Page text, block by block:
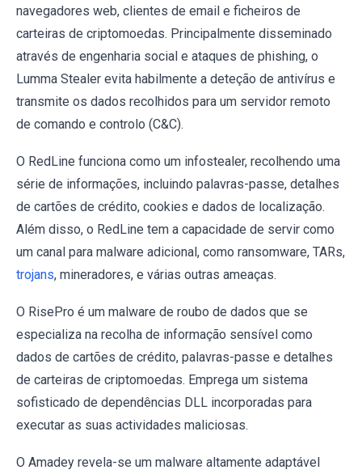
navegadores web, clientes de email e ficheiros de
carteiras de criptomoedas. Principalmente disseminado
através de engenharia social e ataques de phishing, o
Lumma Stealer evita habilmente a deteção de antivírus e
transmite os dados recolhidos para um servidor remoto
de comando e controlo (C&C).
O RedLine funciona como um infostealer, recolhendo uma
série de informações, incluindo palavras-passe, detalhes
de cartões de crédito, cookies e dados de localização.
Além disso, o RedLine tem a capacidade de servir como
um canal para malware adicional, como ransomware, TARs,
trojans, mineradores, e várias outras ameaças.
O RisePro é um malware de roubo de dados que se
especializa na recolha de informação sensível como
dados de cartões de crédito, palavras-passe e detalhes
de carteiras de criptomoedas. Emprega um sistema
sofisticado de dependências DLL incorporadas para
executar as suas actividades maliciosas.
O Amadey revela-se um malware altamente adaptável